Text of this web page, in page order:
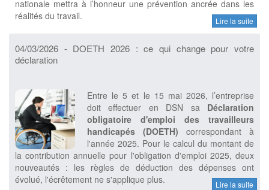
nationale mettra à l’honneur une prévention ancrée dans les
réalités du travail.
Lire la suite
04/03/2026 - DOETH 2026 : ce qui change pour votre
déclaration
Entre le 5 et le 15 mai 2026, l’entreprise
doit effectuer en DSN sa Déclaration
obligatoire d'emploi des travailleurs
handicapés (DOETH) correspondant à
l'année 2025. Pour le calcul du montant de
la contribution annuelle pour l'obligation d'emploi 2025, deux
nouveautés : les règles de déduction des dépenses ont
évolué, l'écrêtement ne s'applique plus.
Lire la suite